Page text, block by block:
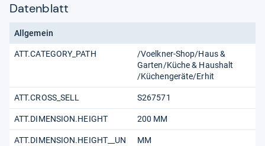
Datenblatt
Allgemein
ATT.CATEGORY_PATH
/Voelkner-Shop/Haus &
Garten/Küche & Haushalt
/Küchengeräte/Erhit
ATT.CROSS_SELL S267571
ATT.DIMENSION.HEIGHT 200 MM
ATT.DIMENSION.HEIGHT__UN
MM